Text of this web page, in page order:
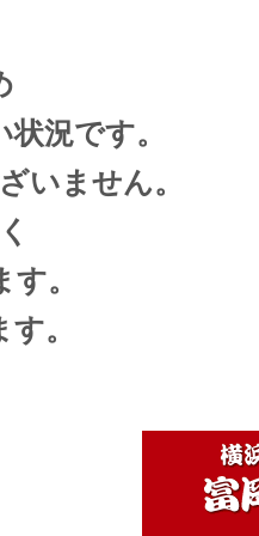
況です。
いません。
。
。